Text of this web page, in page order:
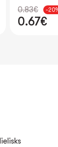
0.59€